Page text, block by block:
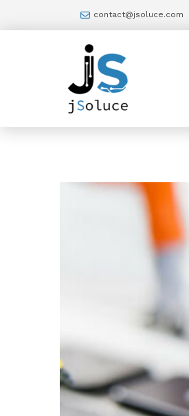
contact@jsoluce.com